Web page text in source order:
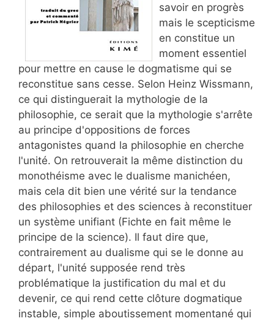
savoir en progrès
mais le scepticisme
en constitue un
moment essentiel
pour mettre en cause le dogmatisme qui se
reconstitue sans cesse. Selon Heinz Wissmann,
ce qui distinguerait la mythologie de la
philosophie, ce serait que la mythologie s'arrête
au principe d'oppositions de forces
antagonistes quand la philosophie en cherche
l'unité. On retrouverait la même distinction du
monothéisme avec le dualisme manichéen,
mais cela dit bien une vérité sur la tendance
des philosophies et des sciences à reconstituer
un système unifiant (Fichte en fait même le
principe de la science). Il faut dire que,
contrairement au dualisme qui se le donne au
départ, l'unité supposée rend très
problématique la justification du mal et du
devenir, ce qui rend cette clôture dogmatique
instable, simple aboutissement momentané qui